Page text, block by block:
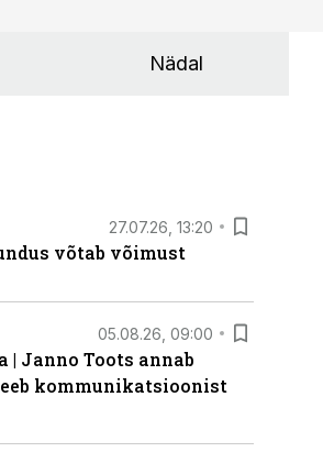
Nädal
27.07.26, 13:20
võtab võimust
05.08.26, 09:00
| Janno Toots annab
kommunikatsioonist